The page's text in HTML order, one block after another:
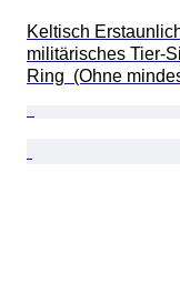
Keltisch
militärisches Tier-
Ring  (Ohne